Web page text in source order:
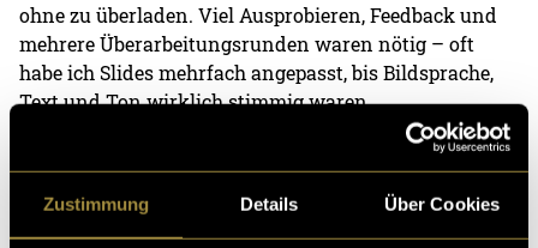
Zustimmung Details Über Cookies
ohne zu überladen. Viel Ausprobieren, Feedback und
mehrere Überarbeitungsrunden waren nötig – oft
habe ich Slides mehrfach angepasst, bis Bildsprache,
Text und Ton wirklich stimmig waren.